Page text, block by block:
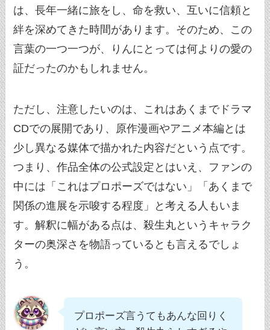
は、長年一緒に旅をし、命を救い、互いに信頼と
絆を深めてきた時間があります。そのため、この
言葉の一つ一つが、りんにとっては何よりの愛の
証だったのかもしれません。
ただし、注意したいのは、これはあくまでドラマ
CDでの展開であり、原作漫画やアニメ本編とは
少し異なる媒体で描かれた内容だという点です。
つまり、作品全体の公式設定とはいえ、ファンの
中には「これはプロポーズではない」「あくまで
関係の進展を示唆する程度」と考える人もいま
す。解釈に幅がある点は、殺生丸というキャラク
ターの奥深さを物語っているとも言えるでしょ
う。
プロポーズ言うてもあんな回りく